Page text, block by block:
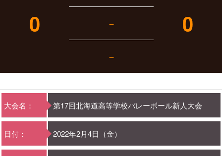
0 0
－
－
大会名： 第17回北海道高等学校バレーボール新人大会
日付： 2022年2月4日（金）